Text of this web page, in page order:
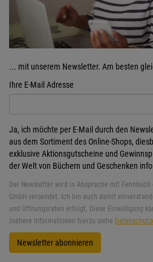
... mit unserem Newsletter. Am besten
Ihre E-Mail Adresse
Ja, ich möchte per E-Mail durch den
aus dem Sortiment des Online-Shops,
exklusive Aktionsgutscheine und
der Welt von Büchern und Geschenken
Der Newsletter wird in Absprache mit
GmbH versendet. Ich bin auch damit
und Öffnungsraten erfolgt. Diese Einwilligung
(nähere Informationen hierzu siehe
Newsletter abonnieren